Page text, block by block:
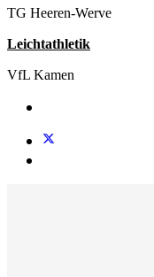
TG Heeren-Werve
Leichtathletik
VfL Kamen